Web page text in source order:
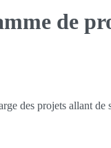
de
des projets allant de